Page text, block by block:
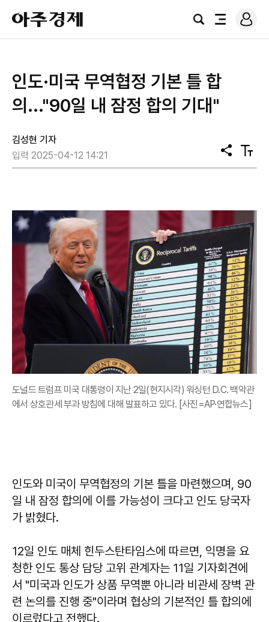
아
주
경
검
전
로
그
인도·미국 무역협정 기본 틀 합
의..."90일 내 잠정 합의 기대"
김성현 기자
입력 2025-04-12 14:21
공
유
텍
스
도널드 트럼프 미국 대통령이 지난 2일(현지시각) 워싱턴 D.C. 백악관
에서 상호관세 부과 방침에 대해 발표하고 있다. [사진=AP·연합뉴스]
인도와 미국이 무역협정의 기본 틀을 마련했으며, 90
일 내 잠정 합의에 이를 가능성이 크다고 인도 당국자
가 밝혔다.
12일 인도 매체 힌두스탄타임스에 따르면, 익명을 요
청한 인도 통상 담당 고위 관계자는 11일 기자회견에
서 "미국과 인도가 상품 무역뿐 아니라 비관세 장벽 관
련 논의를 진행 중"이라며 협상의 기본적인 틀 합의에
이르렀다고 전했다.